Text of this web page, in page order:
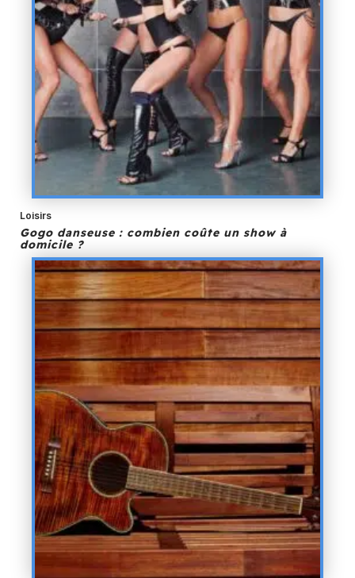
Loisirs
Gogo danseuse : combien coûte un show à
domicile ?